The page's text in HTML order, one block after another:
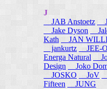
J
JAB Anstoetz
Jake Dyson
Kath
JAN
jankurtz JEE-O
Energa Natural
Design
Joko
JOSKO
JoV
Fifteen
JUNG